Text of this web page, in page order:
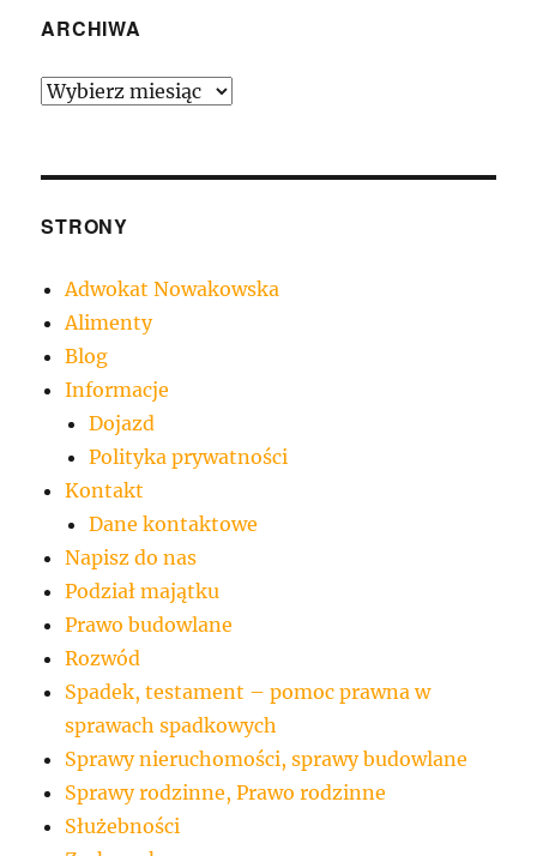
ARCHIWA
Archiwa
STRONY
Adwokat Nowakowska
Alimenty
Blog
Informacje
Dojazd
Polityka prywatności
Kontakt
Dane kontaktowe
Napisz do nas
Podział majątku
Prawo budowlane
Rozwód
Spadek, testament – pomoc prawna w
sprawach spadkowych
Sprawy nieruchomości, sprawy budowlane
Sprawy rodzinne, Prawo rodzinne
Służebności